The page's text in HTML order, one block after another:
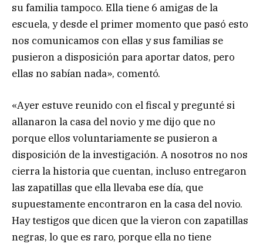
su familia tampoco. Ella tiene 6 amigas de la
escuela, y desde el primer momento que pasó esto
nos comunicamos con ellas y sus familias se
pusieron a disposición para aportar datos, pero
ellas no sabían nada», comentó.
«Ayer estuve reunido con el fiscal y pregunté si
allanaron la casa del novio y me dijo que no
porque ellos voluntariamente se pusieron a
disposición de la investigación. A nosotros no nos
cierra la historia que cuentan, incluso entregaron
las zapatillas que ella llevaba ese día, que
supuestamente encontraron en la casa del novio.
Hay testigos que dicen que la vieron con zapatillas
negras, lo que es raro, porque ella no tiene